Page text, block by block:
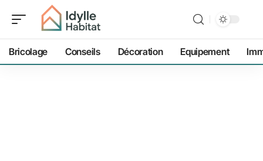
Bricolage Conseils Décoration Equipement